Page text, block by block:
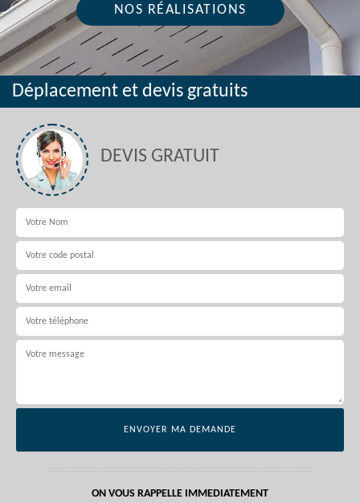
NOS RÉALISATIONS
Déplacement et devis gratuits
DEVIS GRATUIT
ON VOUS RAPPELLE IMMEDIATEMENT